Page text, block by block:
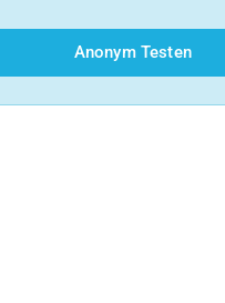
Anonym Testen